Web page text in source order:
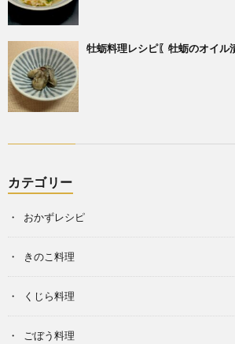
牡蛎料理レシピ〖牡蛎のオイル
カテゴリー
おかずレシピ
きのこ料理
くじら料理
ごぼう料理